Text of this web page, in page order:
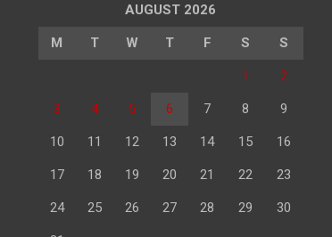
AUGUST 2026
M T W T F S S
1 2
3 4 5 6 7 8 9
10 11 12 13 14 15 16
17 18 19 20 21 22 23
24 25 26 27 28 29 30